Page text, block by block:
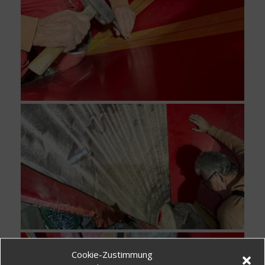
Cookie-Zustimmung